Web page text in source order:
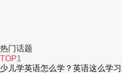
热门话题
TOP1
少儿学英语怎么学？英语这么学习